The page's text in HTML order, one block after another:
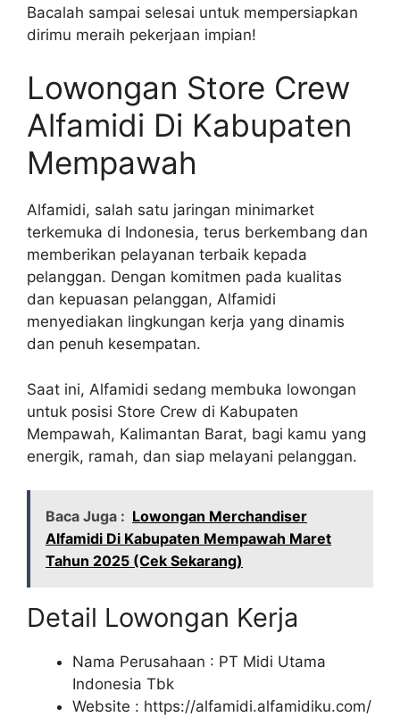
Bacalah sampai selesai untuk mempersiapkan
dirimu meraih pekerjaan impian!
Lowongan Store Crew
Alfamidi Di Kabupaten
Mempawah
Alfamidi, salah satu jaringan minimarket
terkemuka di Indonesia, terus berkembang dan
memberikan pelayanan terbaik kepada
pelanggan. Dengan komitmen pada kualitas
dan kepuasan pelanggan, Alfamidi
menyediakan lingkungan kerja yang dinamis
dan penuh kesempatan.
Saat ini, Alfamidi sedang membuka lowongan
untuk posisi Store Crew di Kabupaten
Mempawah, Kalimantan Barat, bagi kamu yang
energik, ramah, dan siap melayani pelanggan.
Baca Juga : Lowongan Merchandiser
Alfamidi Di Kabupaten Mempawah Maret
Tahun 2025 (Cek Sekarang)
Detail Lowongan Kerja
Nama Perusahaan : PT Midi Utama
Indonesia Tbk
Website : https://alfamidi.alfamidiku.com/